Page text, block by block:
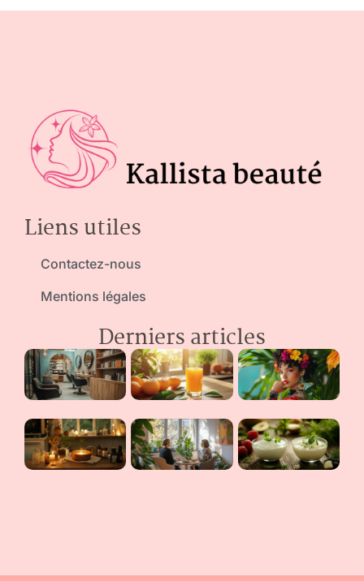
Liens utiles
Contactez-nous
Mentions légales
Derniers articles